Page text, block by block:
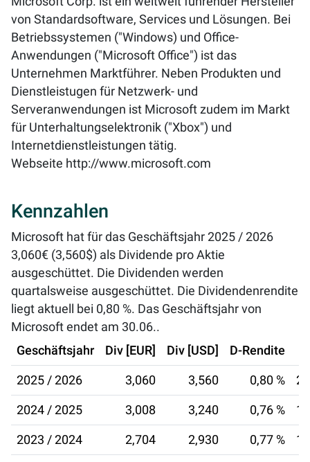
von Standardsoftware, Services und Lösungen. Bei
Betriebssystemen ("Windows) und Office-
Anwendungen ("Microsoft Office") ist das
Unternehmen Marktführer. Neben Produkten und
Dienstleistugen für Netzwerk- und
Serveranwendungen ist Microsoft zudem im Markt
für Unterhaltungselektronik ("Xbox") und
Internetdienstleistungen tätig.
Webseite http://www.microsoft.com
Kennzahlen
Microsoft hat für das Geschäftsjahr 2025 / 2026
3,060€ (3,560$) als Dividende pro Aktie
ausgeschüttet. Die Dividenden werden
quartalsweise ausgeschüttet. Die Dividendenrendite
liegt aktuell bei 0,80 %. Das Geschäftsjahr von
Microsoft endet am 30.06..
Geschäftsjahr
Div [EUR] Div [USD] D-Rendite
2025 / 2026 3,060 3,560 0,80 %
2024 / 2025 3,008 3,240 0,76 %
2023 / 2024 2,704 2,930 0,77 %